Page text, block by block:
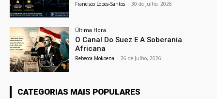
Francisco Lopes-Santos - 30 de Julho, 2026
Última Hora
O Canal Do Suez E A Soberania
Africana
Rebecca Mokoena - 26 de Julho, 2026
CATEGORIAS MAIS POPULARES